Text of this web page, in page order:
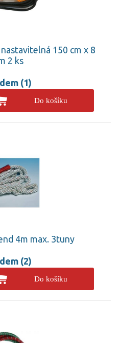
150 cm x 8
2 ks
(1)
Do košíku
4m max. 3tuny
(2)
Do košíku